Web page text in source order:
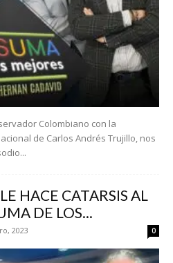
Colombiano con la
de Carlos Andrés Trujillo, nos
HACE CATARSIS AL
DE LOS...
2023 0